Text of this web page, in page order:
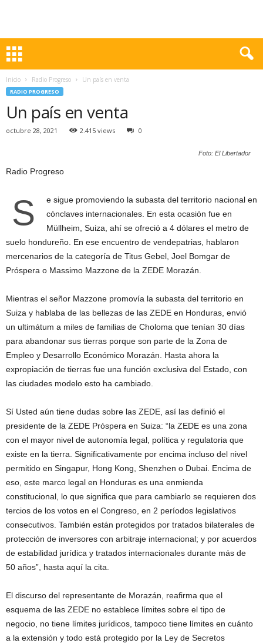
Inicio Radio Progreso Un país en venta
RADIO PROGRESO
Un país en venta
octubre 28, 2021 2.415 views 0
Foto: El Libertador
Radio Progreso
S
e sigue promoviendo la subasta del territorio nacional en
cónclaves internacionales. En esta ocasión fue en
Müllheim, Suiza, ahí se ofreció a 4 dólares el metro de
suelo hondureño. En ese encuentro de vendepatrias, hablaron
mercenarios de la categoría de Titus Gebel, Joel Bomgar de
Próspera o Massimo Mazzone de la ZEDE Morazán.
Mientras el señor Mazzone promovía la subasta del territorio en
Suiza y hablaba de las bellezas de las ZEDE en Honduras, envió
un ultimátum a miles de familias de Choloma que tenían 30 días
para abandonar sus tierras porque son parte de la Zona de
Empleo y Desarrollo Económico Morazán. Hasta ahora la
expropiación de tierras fue una función exclusiva del Estado, con
las ciudades modelo esto ha cambiado.
Sí Usted aún tiene dudas sobre las ZEDE, así las definió el
presidente de la ZEDE Próspera en Suiza: “la ZEDE es una zona
con el mayor nivel de autonomía legal, política y regulatoria que
existe en la tierra. Significativamente por encima incluso del nivel
permitido en Singapur, Hong Kong, Shenzhen o Dubai. Encima de
eso, este marco legal en Honduras es una enmienda
constitucional, lo que significa que para cambiarlo se requieren dos
tercios de los votos en el Congreso, en 2 períodos legislativos
consecutivos. También están protegidos por tratados bilaterales de
protección de inversores con arbitraje internacional; y por acuerdos
de estabilidad jurídica y tratados internacionales durante más de
50 años”, hasta aquí la cita.
El discurso del representante de Morazán, reafirma que el
esquema de las ZEDE no establece límites sobre el tipo de
negocio, no tiene límites jurídicos, tampoco tiene límites en cuánto
a la extensión y todo está protegido por la Ley de Secretos